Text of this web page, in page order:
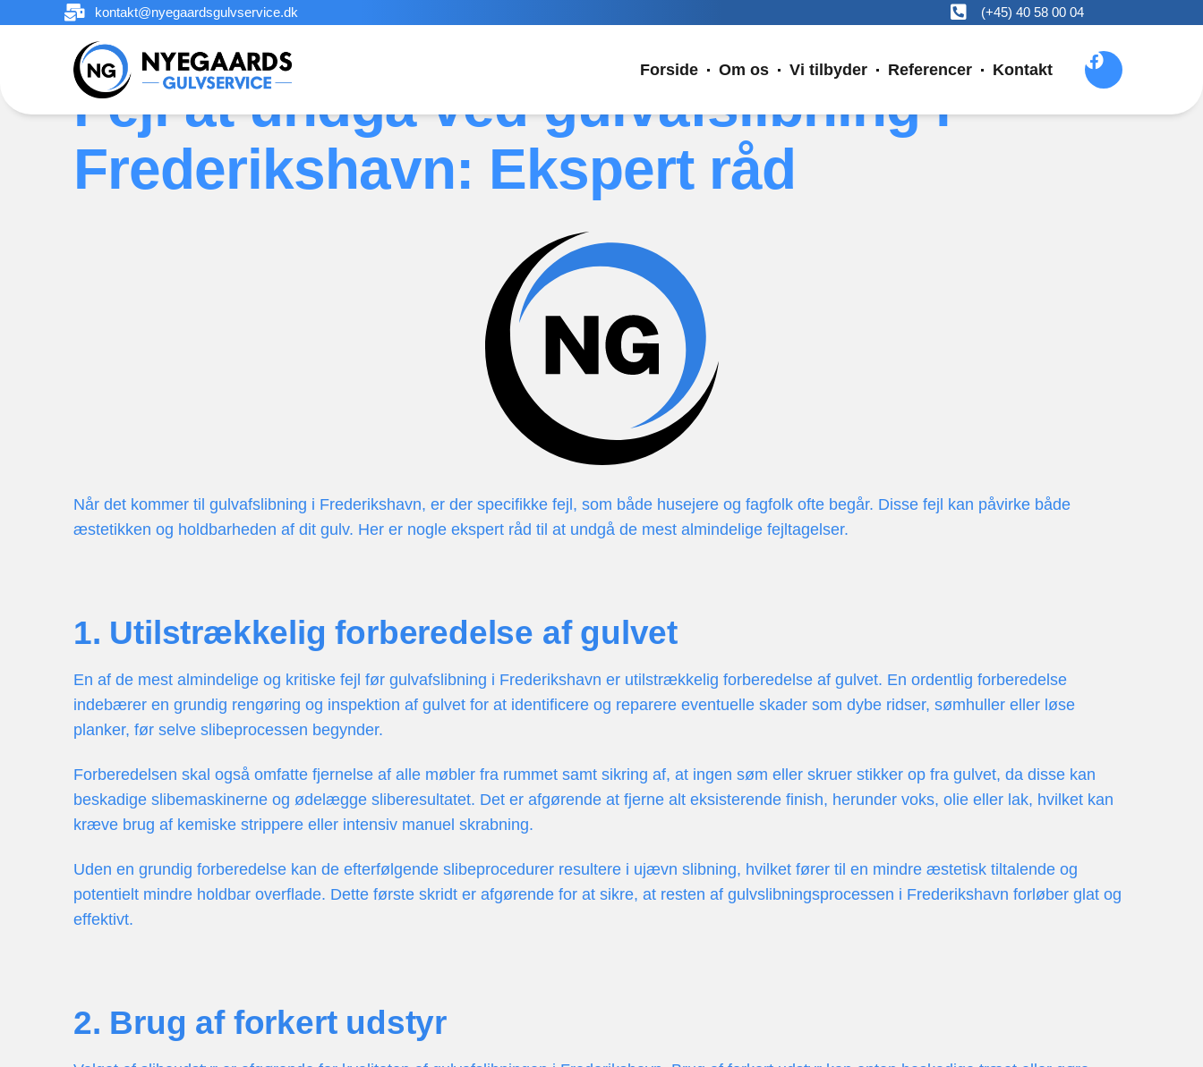
kontakt@nyegaardsgulvservice.dk (+45) 40 58 00 04
Forside Om os Vi tilbyder Referencer Kontakt
Fejl at undgå ved gulvafslibning i
Frederikshavn: Ekspert råd
Når det kommer til gulvafslibning i Frederikshavn, er der specifikke fejl, som både husejere og fagfolk ofte begår. Disse fejl kan påvirke både
æstetikken og holdbarheden af dit gulv. Her er nogle ekspert råd til at undgå de mest almindelige fejltagelser.
1. Utilstrækkelig forberedelse af gulvet
En af de mest almindelige og kritiske fejl før gulvafslibning i Frederikshavn er utilstrækkelig forberedelse af gulvet. En ordentlig forberedelse
indebærer en grundig rengøring og inspektion af gulvet for at identificere og reparere eventuelle skader som dybe ridser, sømhuller eller løse
planker, før selve slibeprocessen begynder.
Forberedelsen skal også omfatte fjernelse af alle møbler fra rummet samt sikring af, at ingen søm eller skruer stikker op fra gulvet, da disse kan
beskadige slibemaskinerne og ødelægge sliberesultatet. Det er afgørende at fjerne alt eksisterende finish, herunder voks, olie eller lak, hvilket kan
kræve brug af kemiske strippere eller intensiv manuel skrabning.
Uden en grundig forberedelse kan de efterfølgende slibeprocedurer resultere i ujævn slibning, hvilket fører til en mindre æstetisk tiltalende og
potentielt mindre holdbar overflade. Dette første skridt er afgørende for at sikre, at resten af gulvslibningsprocessen i Frederikshavn forløber glat og
effektivt.
2. Brug af forkert udstyr